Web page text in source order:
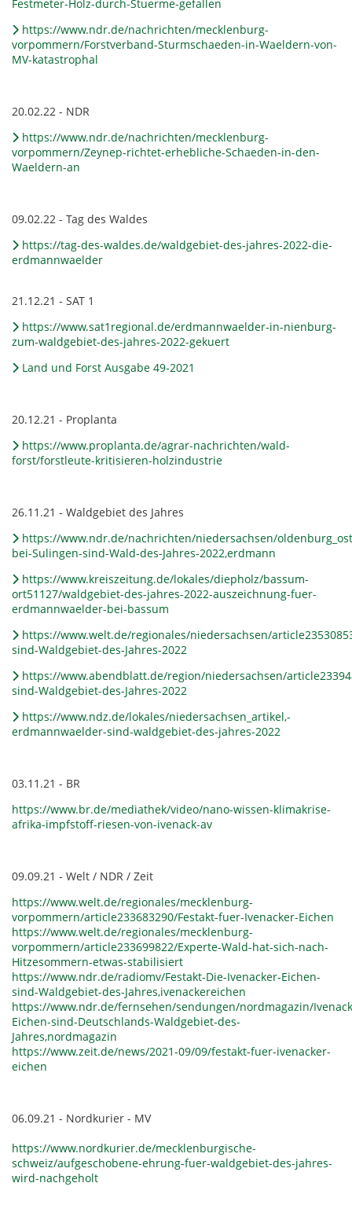
Festmeter-Holz-durch-Stuerme-gefallen
https://www.ndr.de/nachrichten/mecklenburg-
vorpommern/Forstverband-Sturmschaeden-in-Waeldern-von-
MV-katastrophal
20.02.22 - NDR
https://www.ndr.de/nachrichten/mecklenburg-
vorpommern/Zeynep-richtet-erhebliche-Schaeden-in-den-
Waeldern-an
09.02.22 - Tag des Waldes
https://tag-des-waldes.de/waldgebiet-des-jahres-2022-die-
erdmannwaelder
21.12.21 - SAT 1
https://www.sat1regional.de/erdmannwaelder-in-nienburg-
zum-waldgebiet-des-jahres-2022-gekuert
Land und Forst Ausgabe 49-2021
20.12.21 - Proplanta
https://www.proplanta.de/agrar-nachrichten/wald-
forst/forstleute-kritisieren-holzindustrie
26.11.21 - Waldgebiet des Jahres
https://www.ndr.de/nachrichten/niedersachsen/
bei-Sulingen-sind-Wald-des-Jahres-2022,erdmann
https://www.kreiszeitung.de/lokales/diepholz/bassum-
ort51127/waldgebiet-des-jahres-2022-auszeichnung-fuer-
erdmannwaelder-bei-bassum
https://www.welt.de/regionales/niedersachsen/
sind-Waldgebiet-des-Jahres-2022
https://www.abendblatt.de/region/niedersachsen/
sind-Waldgebiet-des-Jahres-2022
https://www.ndz.de/lokales/niedersachsen_artikel,-
erdmannwaelder-sind-waldgebiet-des-jahres-2022
03.11.21 - BR
https://www.br.de/mediathek/video/nano-wissen-klimakrise-
afrika-impfstoff-riesen-von-ivenack-av
09.09.21 - Welt / NDR / Zeit
https://www.welt.de/regionales/mecklenburg-
vorpommern/article233683290/Festakt-fuer-Ivenacker-Eichen
https://www.welt.de/regionales/mecklenburg-
vorpommern/article233699822/Experte-Wald-hat-sich-nach-
Hitzesommern-etwas-stabilisiert
https://www.ndr.de/radiomv/Festakt-Die-Ivenacker-Eichen-
sind-Waldgebiet-des-Jahres,ivenackereichen
https://www.ndr.de/fernsehen/sendungen/nordmagazin/
Eichen-sind-Deutschlands-Waldgebiet-des-
Jahres,nordmagazin
https://www.zeit.de/news/2021-09/09/festakt-fuer-ivenacker-
eichen
06.09.21 - Nordkurier - MV
https://www.nordkurier.de/mecklenburgische-
schweiz/aufgeschobene-ehrung-fuer-waldgebiet-des-jahres-
wird-nachgeholt